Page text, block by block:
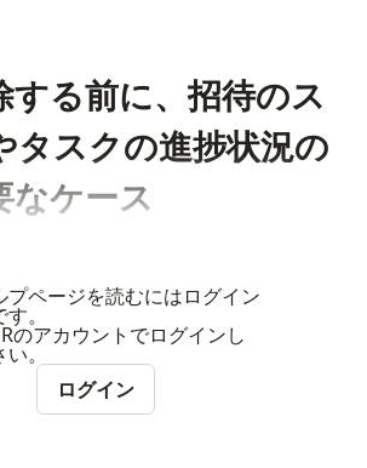
する前に、招待のス
タスクの進捗状況の
なケース
プページを読むにはログイン
。
のアカウントでログインし
。
ログイン